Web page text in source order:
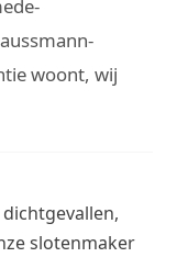
woont, wij
slotenmaker